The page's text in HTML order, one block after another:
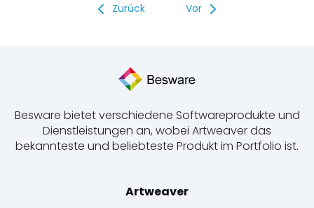
Zurück Vor
Besware bietet verschiedene Softwareprodukte und
Dienstleistungen an, wobei Artweaver das
bekannteste und beliebteste Produkt im Portfolio ist.
Artweaver